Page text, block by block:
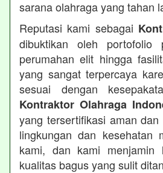
sarana olahraga yang tahan
Reputasi kami sebagai
dibuktikan oleh
perumahan elit hingga
yang sangat terpercaya
sesuai dengan
Kontraktor Olahraga
yang tersertifikasi aman
lingkungan dan kesehatan
kami, dan kami menjamin
kualitas bagus yang sulit